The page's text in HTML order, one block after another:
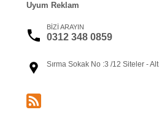
Uyum Reklam
BİZİ ARAYIN
0312 348 0859
Sırma Sokak No :3 /12 Siteler -